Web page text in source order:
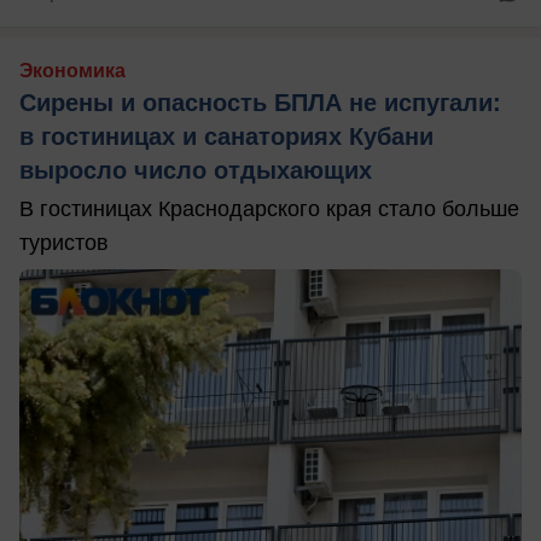
Экономика
Сирены и опасность БПЛА не испугали:
в гостиницах и санаториях Кубани
выросло число отдыхающих
В гостиницах Краснодарского края стало больше
туристов